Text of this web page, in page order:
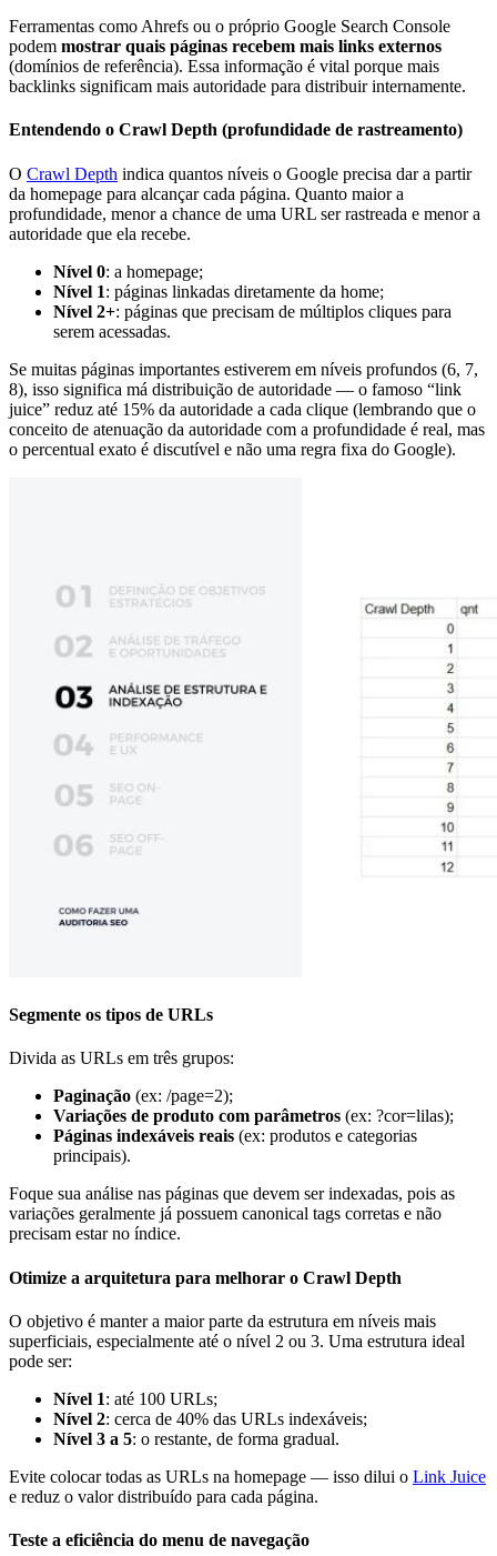
Ferramentas como Ahrefs ou o próprio Google Search Console
podem mostrar quais páginas recebem mais links externos
(domínios de referência). Essa informação é vital porque mais
backlinks significam mais autoridade para distribuir internamente.
Entendendo o Crawl Depth (profundidade de rastreamento)
O Crawl Depth indica quantos níveis o Google precisa dar a partir
da homepage para alcançar cada página. Quanto maior a
profundidade, menor a chance de uma URL ser rastreada e menor a
autoridade que ela recebe.
Nível 0: a homepage;
Nível 1: páginas linkadas diretamente da home;
Nível 2+: páginas que precisam de múltiplos cliques para
serem acessadas.
Se muitas páginas importantes estiverem em níveis profundos (6, 7,
8), isso significa má distribuição de autoridade — o famoso “link
juice” reduz até 15% da autoridade a cada clique (lembrando que o
conceito de atenuação da autoridade com a profundidade é real, mas
o percentual exato é discutível e não uma regra fixa do Google).
Segmente os tipos de URLs
Divida as URLs em três grupos:
Paginação (ex: /page=2);
Variações de produto com parâmetros (ex: ?cor=lilas);
Páginas indexáveis reais (ex: produtos e categorias
principais).
Foque sua análise nas páginas que devem ser indexadas, pois as
variações geralmente já possuem canonical tags corretas e não
precisam estar no índice.
Otimize a arquitetura para melhorar o Crawl Depth
O objetivo é manter a maior parte da estrutura em níveis mais
superficiais, especialmente até o nível 2 ou 3. Uma estrutura ideal
pode ser:
Nível 1: até 100 URLs;
Nível 2: cerca de 40% das URLs indexáveis;
Nível 3 a 5: o restante, de forma gradual.
Evite colocar todas as URLs na homepage — isso dilui o Link Juice
e reduz o valor distribuído para cada página.
Teste a eficiência do menu de navegação